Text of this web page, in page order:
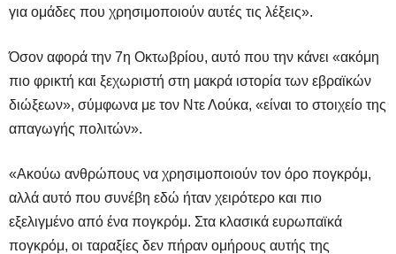
για ομάδες που χρησιμοποιούν αυτές τις λέξεις».
Όσον αφορά την 7η Οκτωβρίου, αυτό που την κάνει «ακόμη
πιο φρικτή και ξεχωριστή στη μακρά ιστορία των εβραϊκών
διώξεων», σύμφωνα με τον Ντε Λούκα, «είναι το στοιχείο της
απαγωγής πολιτών».
«Ακούω ανθρώπους να χρησιμοποιούν τον όρο πογκρόμ,
αλλά αυτό που συνέβη εδώ ήταν χειρότερο και πιο
εξελιγμένο από ένα πογκρόμ. Στα κλασικά ευρωπαϊκά
πογκρόμ, οι ταραξίες δεν πήραν ομήρους αυτής της